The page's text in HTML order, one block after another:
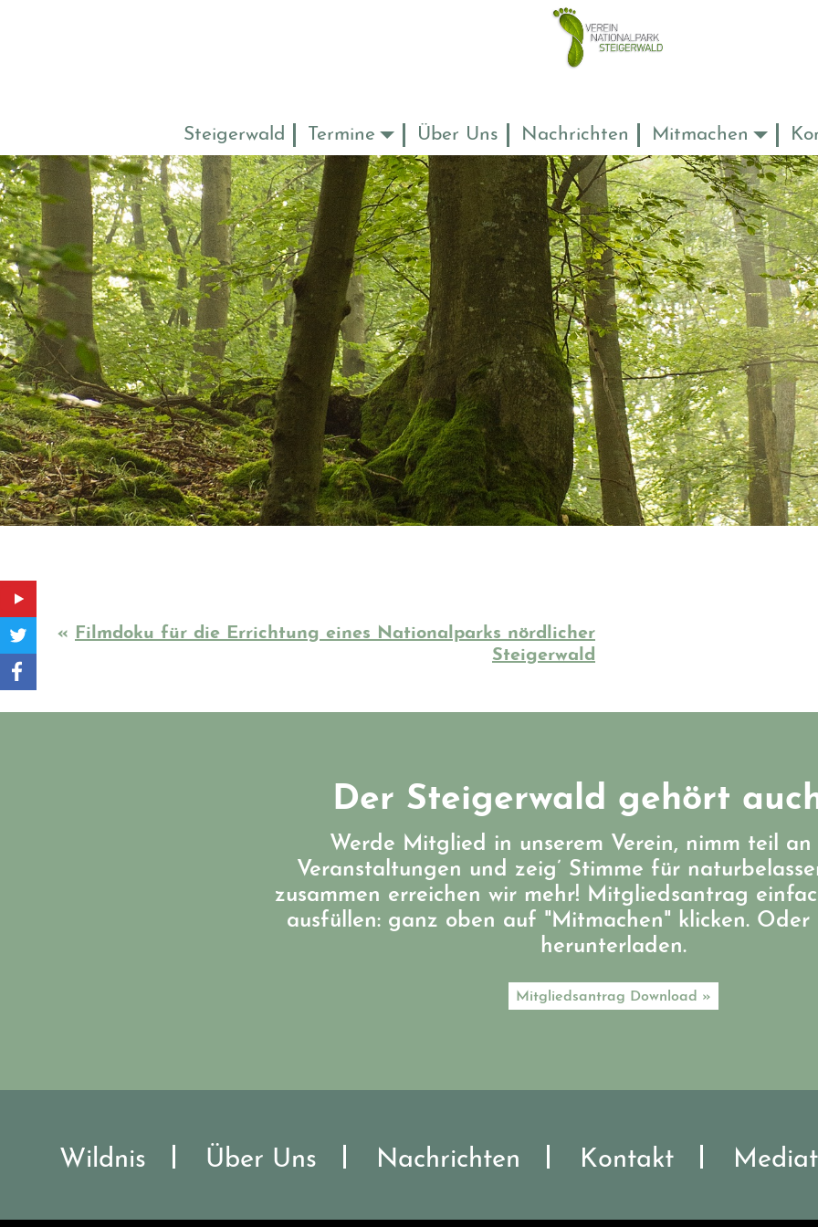
Steigerwald Termine Über Uns Nachrichten Mitmachen
« Filmdoku für die Errichtung eines Nationalparks nördlicher
Steigerwald
Der Steigerwald gehört
Werde Mitglied in unserem Verein, nimm teil an
Veranstaltungen und zeig’ Stimme für
zusammen erreichen wir mehr! Mitgliedsantrag
ausfüllen: ganz oben auf "Mitmachen" klicken. Oder
herunterladen.
Mitgliedsantrag Download »
Wildnis Über Uns Nachrichten Kontakt